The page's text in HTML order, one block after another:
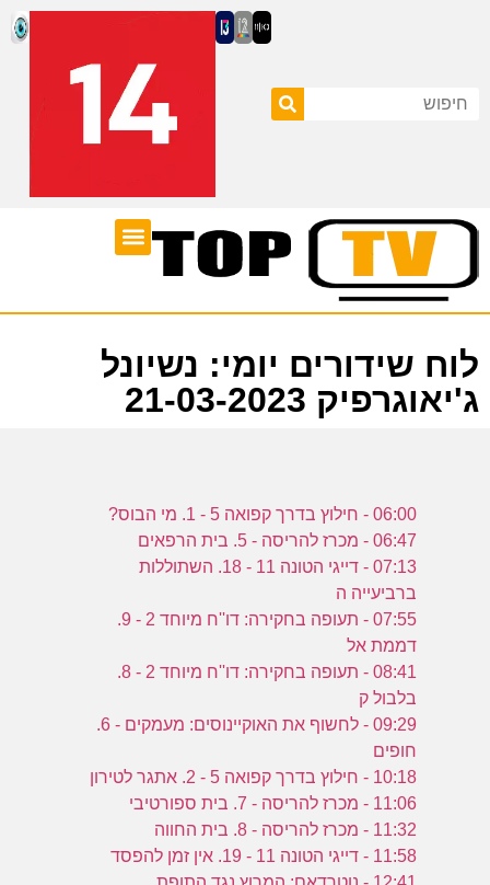
לוח שידורים יומי: נשיונל
ג'יאוגרפיק 21-03-2023
06:00 - חילוץ בדרך קפואה 5 - 1. מי הבוס?
06:47 - מכרז להריסה - 5. בית הרפאים
07:13 - דייגי הטונה 11 - 18. השתוללות
ברביעייה ה
07:55 - תעופה בחקירה: דו''ח מיוחד 2 - 9.
דממת אל
08:41 - תעופה בחקירה: דו''ח מיוחד 2 - 8.
בלבול ק
09:29 - לחשוף את האוקיינוסים: מעמקים - 6.
חופים
10:18 - חילוץ בדרך קפואה 5 - 2. אתגר לטירון
11:06 - מכרז להריסה - 7. בית ספורטיבי
11:32 - מכרז להריסה - 8. בית החווה
11:58 - דייגי הטונה 11 - 19. אין זמן להפסד